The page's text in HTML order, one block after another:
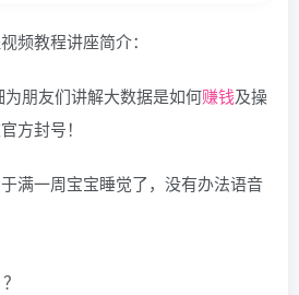
频教程讲座简介：
朋友们讲解大数据是如何赚钱及操
方封号！
满一周宝宝睡觉了，没有办法语音